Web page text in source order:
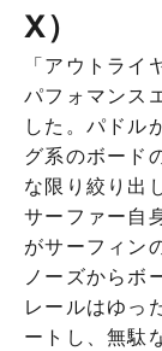
X）
「アウトラ
パフォマンス
した。パドル
グ系のボード
な限り絞り出
サーファー自
がサーフィン
ノーズからボ
レールはゆっ
ートし、無駄